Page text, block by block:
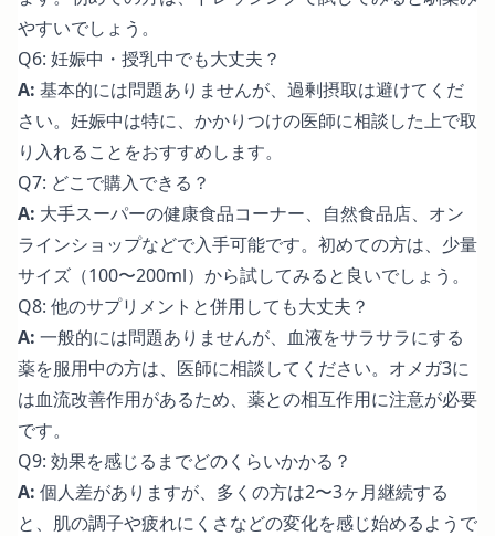
やすいでしょう。
Q6: 妊娠中・授乳中でも大丈夫？
A: 基本的には問題ありませんが、過剰摂取は避けてくだ
さい。妊娠中は特に、かかりつけの医師に相談した上で取
り入れることをおすすめします。
Q7: どこで購入できる？
A: 大手スーパーの健康食品コーナー、自然食品店、オン
ラインショップなどで入手可能です。初めての方は、少量
サイズ（100〜200ml）から試してみると良いでしょう。
Q8: 他のサプリメントと併用しても大丈夫？
A: 一般的には問題ありませんが、血液をサラサラにする
薬を服用中の方は、医師に相談してください。オメガ3に
は血流改善作用があるため、薬との相互作用に注意が必要
です。
Q9: 効果を感じるまでどのくらいかかる？
A: 個人差がありますが、多くの方は2〜3ヶ月継続する
と、肌の調子や疲れにくさなどの変化を感じ始めるようで